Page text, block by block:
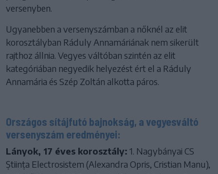
versenyben.
Ugyanebben a versenyszámban a nőknél az elit
korosztályban Ráduly Annamáriának nem sikerült
rajthoz állnia. Vegyes váltóban szintén az elit
kategóriában negyedik helyezést ért el a Ráduly
Annamária és Szép Zoltán alkotta páros.
Országos sítájfutó bajnokság, a vegyesváltó
versenyszám eredményei:
Lányok, 17 éves korosztály: 1. Nagybányai CS
Știința Electrosistem (Alexandra Opris, Cristian Manu),